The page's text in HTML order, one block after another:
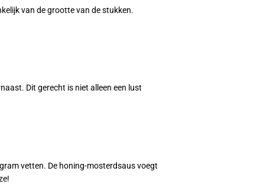
van de grootte van de stukken.
Dit gerecht is niet alleen een lust
vetten. De honing-mosterdsaus voegt